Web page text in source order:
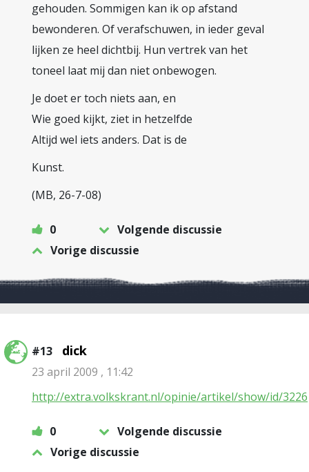
gehouden. Sommigen kan ik op afstand
bewonderen. Of verafschuwen, in ieder geval
lijken ze heel dichtbij. Hun vertrek van het
toneel laat mij dan niet onbewogen.
Je doet er toch niets aan, en
Wie goed kijkt, ziet in hetzelfde
Altijd wel iets anders. Dat is de
Kunst.
(MB, 26-7-08)
0
Volgende discussie
Vorige discussie
#13 dick
23 april 2009 , 11:42
http://extra.volkskrant.nl/opinie/artikel/show/id/3226
0
Volgende discussie
Vorige discussie